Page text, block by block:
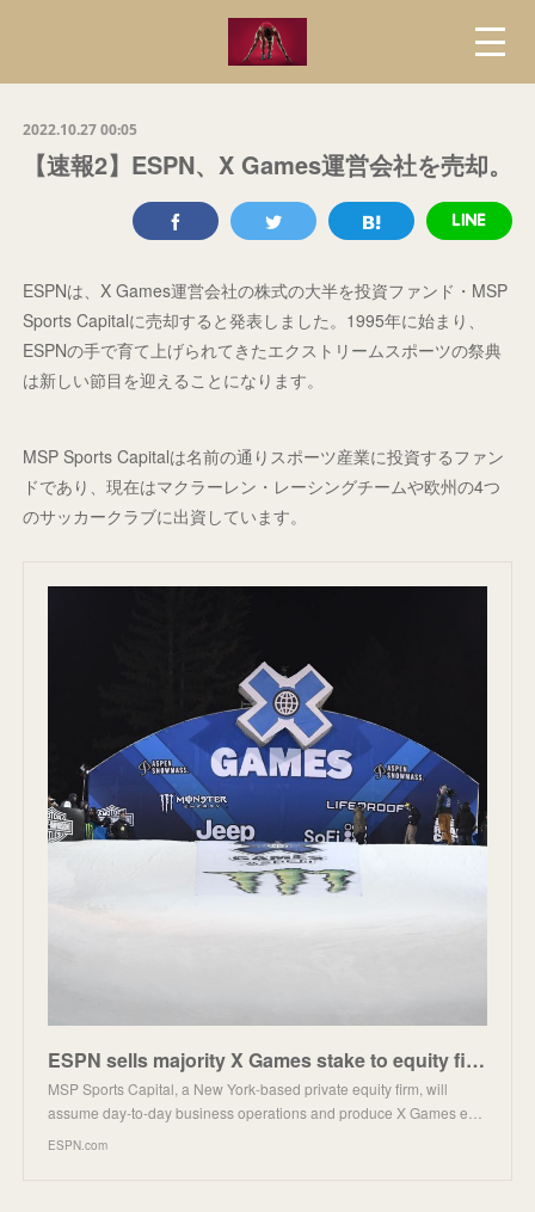
2022.10.27 00:05
【速報2】ESPN、X Games運営会社を売却。
ESPNは、X Games運営会社の株式の大半を投資ファンド・MSP
Sports Capitalに売却すると発表しました。1995年に始まり、
ESPNの手で育て上げられてきたエクストリームスポーツの祭典
は新しい節目を迎えることになります。
MSP Sports Capitalは名前の通りスポーツ産業に投資するファン
ドであり、現在はマクラーレン・レーシングチームや欧州の4つ
のサッカークラブに出資しています。
ESPN sells majority X Games stake to equity firm
MSP Sports Capital, a New York-based private equity firm, will
assume day-to-day business operations and produce X Games e…
ESPN.com